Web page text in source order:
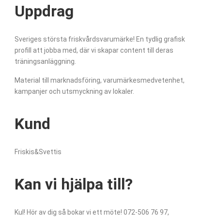
Uppdrag
Sveriges största friskvårdsvarumärke! En tydlig grafisk
profill att jobba med, där vi skapar content till deras
träningsanläggning.
Material till marknadsföring, varumärkesmedvetenhet,
kampanjer och utsmyckning av lokaler.
Kund
Friskis&Svettis
Kan vi hjälpa till?
Kul! Hör av dig så bokar vi ett möte! 072-506 76 97,